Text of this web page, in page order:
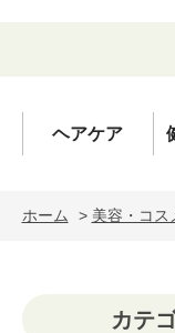
ヘアケア
ホーム > 美容・コス
カテ